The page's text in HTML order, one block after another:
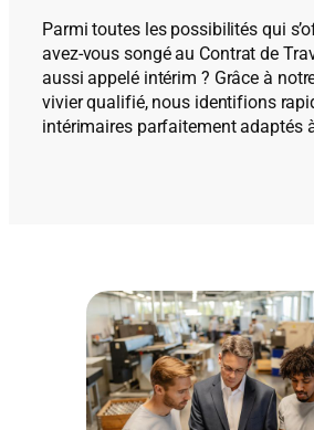
Parmi toutes les possibilités qui
avez-vous songé au Contrat de
aussi appelé intérim ? Grâce à
vivier qualifié, nous identifions
intérimaires parfaitement adaptés